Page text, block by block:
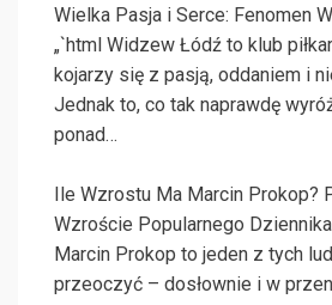
Wielka Pasja i Serce: Fenomen
„`html Widzew Łódź to klub
kojarzy się z pasją, oddaniem i
Jednak to, co tak naprawdę
ponad…
Ile Wzrostu Ma Marcin Prokop?
Wzroście Popularnego
Marcin Prokop to jeden z tych
przeoczyć – dosłownie i w